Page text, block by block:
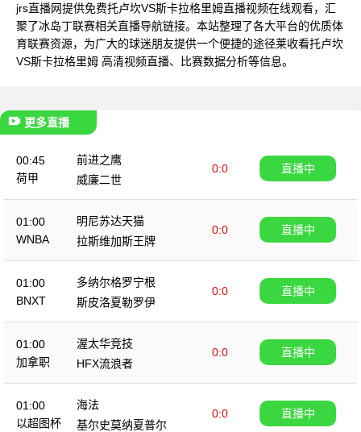
jrs直播网提供免费托卢坎VS斯卡拉格里姆直播视频在线观看，汇
聚了冰岛丁联赛相关直播导航链接。本站整理了各大平台的优质体
育联赛资源，为广大的球迷朋友提供一个便捷的途径莱收看托卢坎
VS斯卡拉格里姆 高清视频直播、比赛数据分析等信息。
更多直播
00:45
荷甲
前进之鹰
0:0
威廉二世
直播中
01:00
WNBA
明尼苏达天猫
0:0
拉斯维加斯王牌
直播中
01:00
BNXT
多纳尔格罗宁根
0:0
斯皮洛夏勒罗伊
直播中
01:00
加拿职
渥太华竞技
0:0
HFX流浪者
直播中
01:00
以超图杯
海法
0:0
基尔史莫纳夏普尔
直播中